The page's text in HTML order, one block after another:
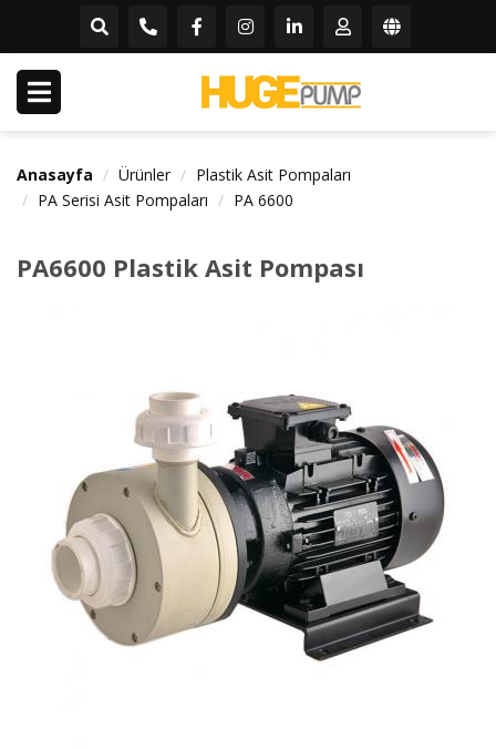
Anasayfa Ürünler
Plastik Asit Pompaları
PA Serisi Asit Pompaları
PA 6600
PA6600 Plastik Asit Pompası